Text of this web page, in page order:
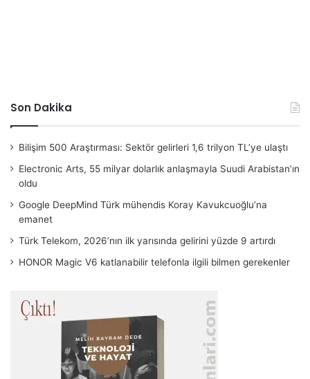
Son Dakika
Bilişim 500 Araştırması: Sektör gelirleri 1,6 trilyon TL’ye ulaştı
Electronic Arts, 55 milyar dolarlık anlaşmayla Suudi Arabistan’ın
oldu
Google DeepMind Türk mühendis Koray Kavukcuoğlu’na
emanet
Türk Telekom, 2026’nın ilk yarısında gelirini yüzde 9 artırdı
HONOR Magic V6 katlanabilir telefonla ilgili bilmen gerekenler